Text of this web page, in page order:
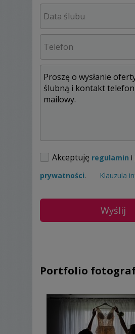
nauki w Studiu Fotografii
ukończyłem z
innych kursach i warsztatach
fotograficznych.
Akceptuję regulamin i
prywatności. Klauzula
Portfolio